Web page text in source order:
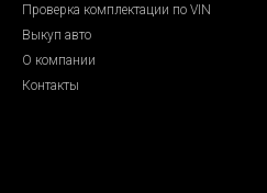
Проверка комплектации по VIN
Выкуп авто
О компании
Контакты